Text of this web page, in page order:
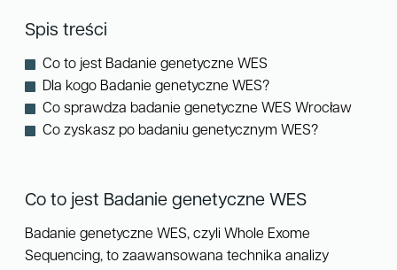
Spis treści
Co to jest Badanie genetyczne WES
Dla kogo Badanie genetyczne WES?
Co sprawdza badanie genetyczne WES Wrocław
Co zyskasz po badaniu genetycznym WES?
Co to jest Badanie genetyczne WES
Badanie genetyczne WES, czyli Whole Exome
Sequencing, to zaawansowana technika analizy